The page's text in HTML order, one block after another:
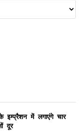
में लगाएंगे चार
दूर